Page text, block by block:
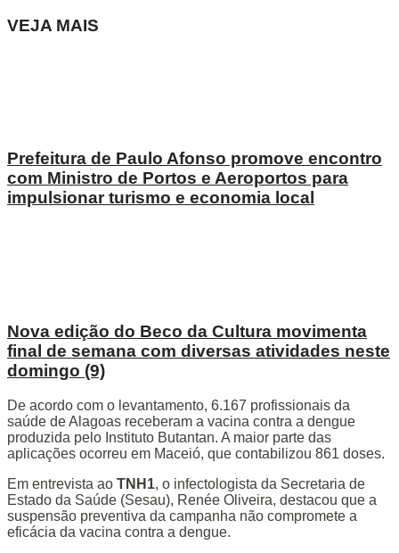
VEJA MAIS
Prefeitura de Paulo Afonso promove encontro
com Ministro de Portos e Aeroportos para
impulsionar turismo e economia local
Nova edição do Beco da Cultura movimenta
final de semana com diversas atividades neste
domingo (9)
De acordo com o levantamento, 6.167 profissionais da
saúde de Alagoas receberam a vacina contra a dengue
produzida pelo Instituto Butantan. A maior parte das
aplicações ocorreu em Maceió, que contabilizou 861 doses.
Em entrevista ao TNH1, o infectologista da Secretaria de
Estado da Saúde (Sesau), Renée Oliveira, destacou que a
suspensão preventiva da campanha não compromete a
eficácia da vacina contra a dengue.